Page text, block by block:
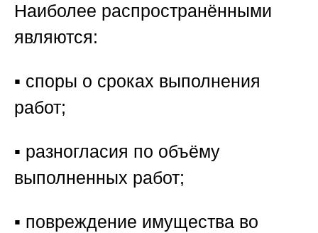
Наиболее распространёнными
являются:
▪️ споры о сроках выполнения
работ;
▪️ разногласия по объёму
выполненных работ;
▪️ повреждение имущества во